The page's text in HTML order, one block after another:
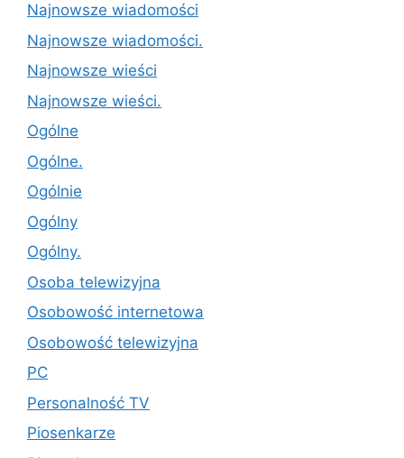
Najnowsze wiadomości
Najnowsze wiadomości.
Najnowsze wieści
Najnowsze wieści.
Ogólne
Ogólne.
Ogólnie
Ogólny
Ogólny.
Osoba telewizyjna
Osobowość internetowa
Osobowość telewizyjna
PC
Personalność TV
Piosenkarze